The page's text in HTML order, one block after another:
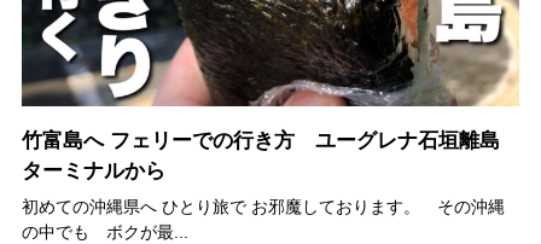
竹富島へ フェリーでの行き方 ユーグレナ石垣離島
ターミナルから
初めての沖縄県へ ひとり旅で お邪魔しております。 その沖縄
の中でも ボクが最...